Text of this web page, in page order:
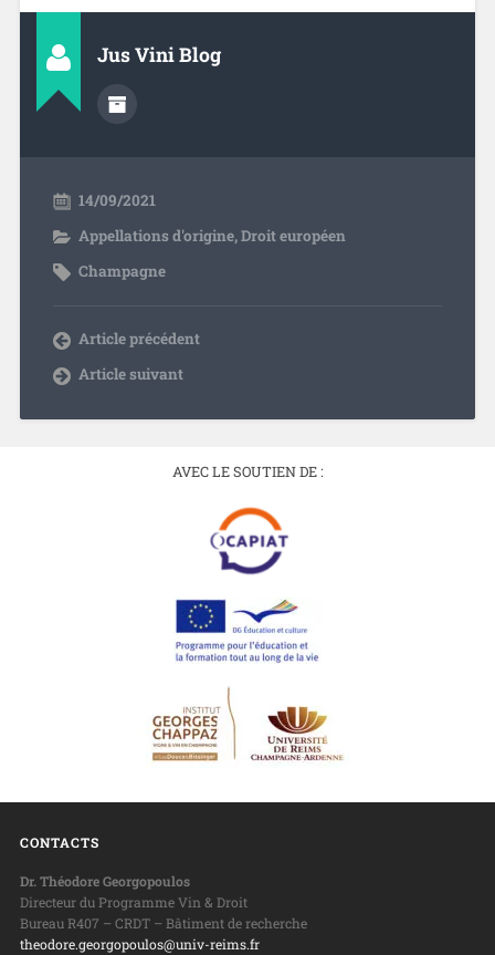
Jus Vini Blog
14/09/2021
Appellations d'origine,Droit européen
Champagne
Article précédent
Article suivant
AVEC LE SOUTIEN DE :
CONTACTS
Dr. Théodore Georgopoulos
Directeur du Programme Vin & Droit
Bureau R407 – CRDT – Bâtiment de recherche
theodore.georgopoulos@univ-reims.fr